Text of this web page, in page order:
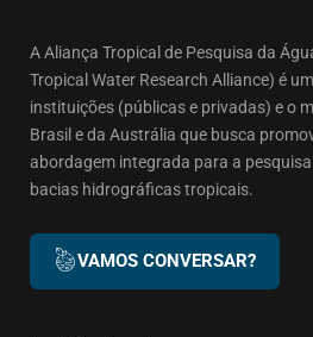
A Aliança Tropical de Pesquisa da
Tropical Water Research Alliance) é
instituições (públicas e privadas) e o
Brasil e da Austrália que busca
abordagem integrada para a
bacias hidrográficas tropicais.
VAMOS CONVERSAR?